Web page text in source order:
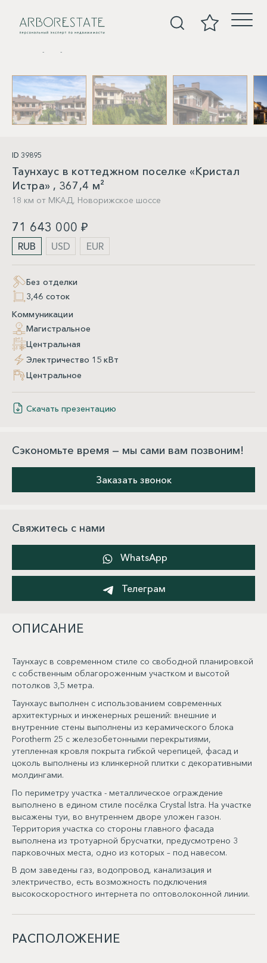
ID 39895
Таунхаус в коттеджном поселке «Кристал
Истра» , 367,4 м²
18 км от МКАД, Новорижское шоссе
71 643 000 ₽
RUB USD EUR
Без отделки
3,46 соток
Коммуникации
Магистральное
Центральная
Электричество 15 кВт
Центральное
Скачать презентацию
Сэкономьте время — мы сами вам позвоним!
Заказать звонок
Свяжитесь с нами
WhatsApp
Телеграм
ОПИСАНИЕ
Таунхаус в современном стиле со свободной планировкой
с собственным облагороженным участком и высотой
потолков 3,5 метра.
Таунхаус выполнен с использованием современных
архитектурных и инженерных решений: внешние и
внутренние стены выполнены из керамического блока
Porotherm 25 с железобетонными перекрытиями,
утепленная кровля покрыта гибкой черепицей, фасад и
цоколь выполнены из клинкерной плитки с декоративными
молдингами.
По периметру участка - металлическое ограждение
выполнено в едином стиле посёлка Crystal Istra. На участке
высажены туи, во внутреннем дворе уложен газон.
Территория участка со стороны главного фасада
выполнена из тротуарной брусчатки, предусмотрено 3
парковочных места, одно из которых – под навесом.
В дом заведены газ, водопровод, канализация и
электричество, есть возможность подключения
высокоскоростного интернета по оптоволоконной линии.
РАСПОЛОЖЕНИЕ